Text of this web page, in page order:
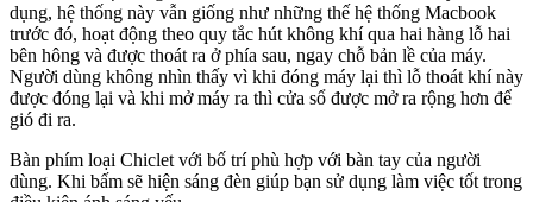
dụng, hệ thống này vẫn giống như những thế hệ thống Macbook
trước đó, hoạt động theo quy tắc hút không khí qua hai hàng lỗ hai
bên hông và được thoát ra ở phía sau, ngay chỗ bản lề của máy.
Người dùng không nhìn thấy vì khi đóng máy lại thì lỗ thoát khí này
được đóng lại và khi mở máy ra thì cửa sổ được mở ra rộng hơn để
gió đi ra.
Bàn phím loại Chiclet với bố trí phù hợp với bàn tay của người
dùng. Khi bấm sẽ hiện sáng đèn giúp bạn sử dụng làm việc tốt trong